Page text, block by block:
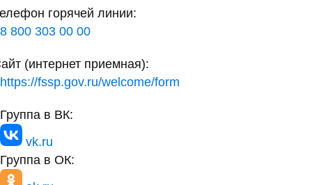
горячей линии:
8 800 303 00 00
(интернет приемная):
https://fssp.gov.ru/welcome/form
Группа в ВК:
vk.ru
Группа в ОК: